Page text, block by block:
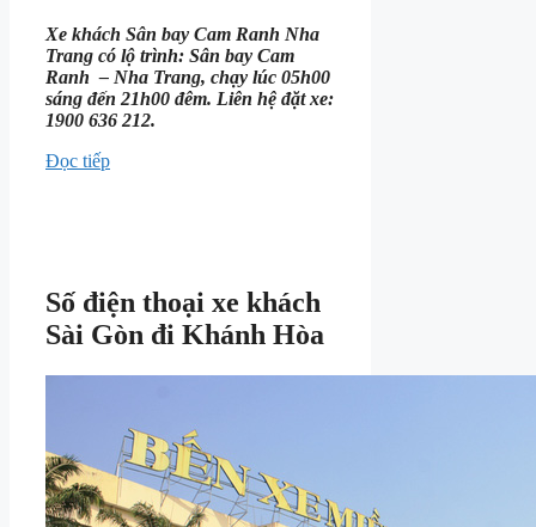
Xe khách Sân bay Cam Ranh Nha
Trang có lộ trình: Sân bay Cam
Ranh – Nha Trang, chạy lúc 05h00
sáng đến 21h00 đêm. Liên hệ đặt xe:
1900 636 212.
Đọc tiếp
Số điện thoại xe khách
Sài Gòn đi Khánh Hòa